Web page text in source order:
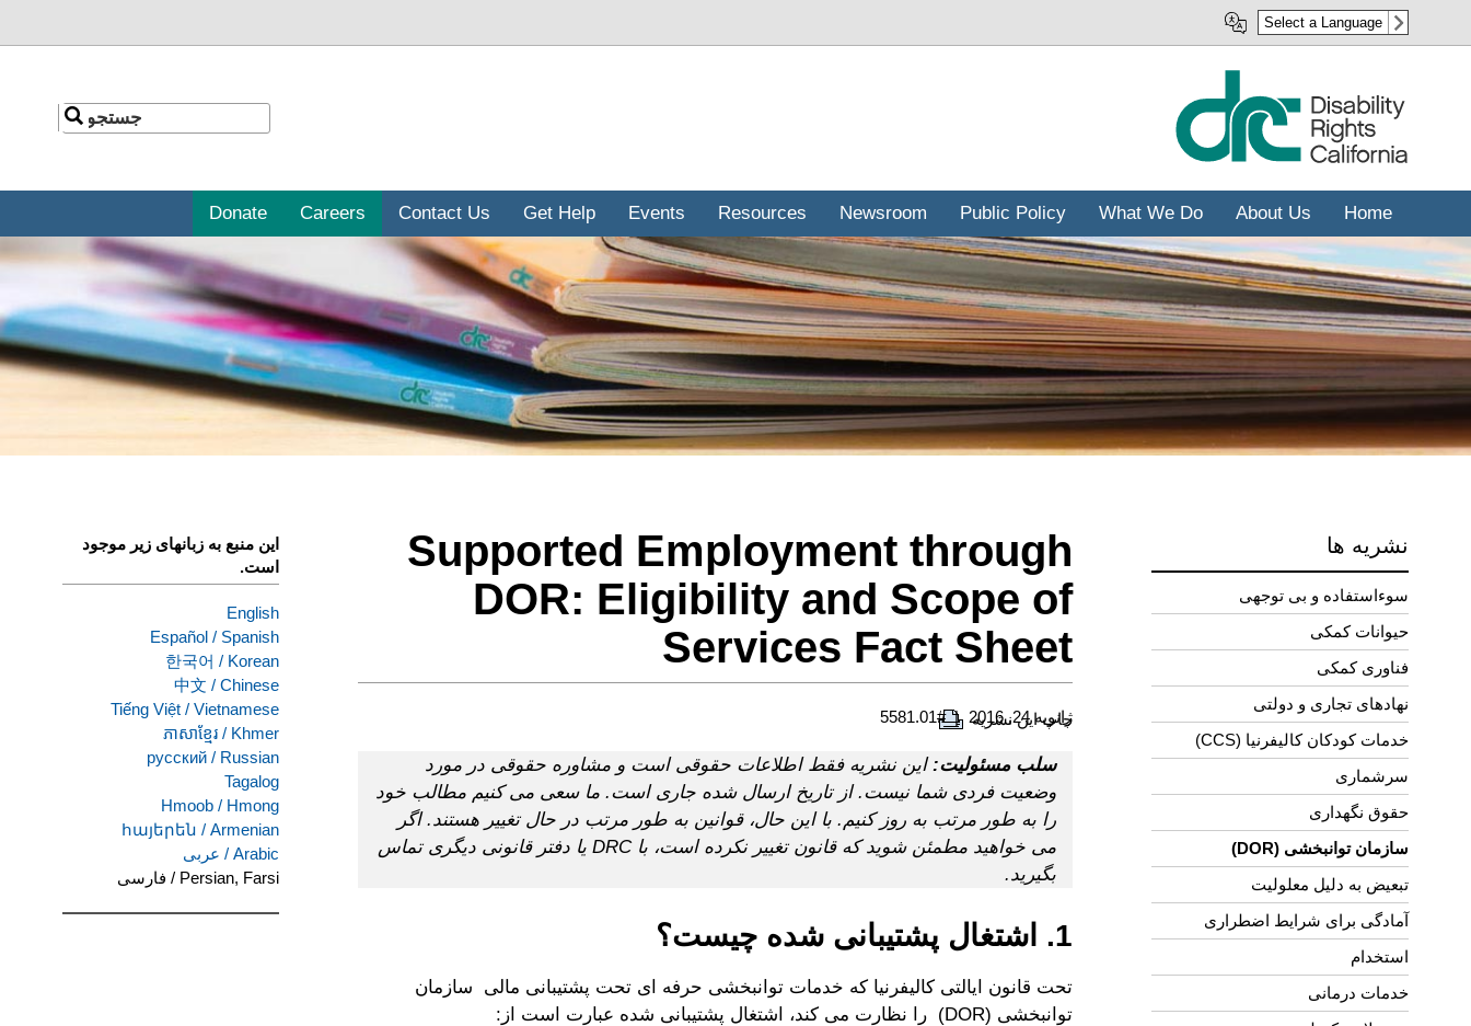
به
Select a Language
جستجو
Home
About Us
What We Do
Public Policy
Newsroom
Resources
Events
Get Help
Contact Us
Careers
Donate
نشریه ها
سوءاستفاده و بی توجهی
حیوانات کمکی
فناوری کمکی
نهادهای تجاری و دولتی
خدمات کودکان کالیفرنیا (CCS)
سرشماری
حقوق نگهداری
سازمان توانبخشی (DOR)
تبعیض به دلیل معلولیت
آمادگی برای شرایط اضطراری
استخدام
خدمات درمانی
Supported Employment through
DOR: Eligibility and Scope of
Services Fact Sheet
ژانویه 24, 2016 #5581.01 چاپ این نشریه
سلب مسئولیت: این نشریه فقط اطلاعات حقوقی است و مشاوره حقوقی در مورد
وضعیت فردی شما نیست. از تاریخ ارسال شده جاری است. ما سعی می کنیم مطالب خود
را به طور مرتب به روز کنیم. با این حال، قوانین به طور مرتب در حال تغییر هستند. اگر
می خواهید مطمئن شوید که قانون تغییر نکرده است، با DRC یا دفتر قانونی دیگری تماس
بگیرید.
1. اشتغال پشتیبانی شده چیست؟
تحت قانون ایالتی کالیفرنیا که خدمات توانبخشی حرفه ای تحت پشتیبانی مالی سازمان
توانبخشی (DOR) را نظارت می کند، اشتغال پشتیبانی شده عبارت است از:
این منبع به زبانهای زیر موجود
است.
English
Spanish
/
Español
Korean
/
한국어
Chinese
/
中文
Vietnamese
/
Tiếng Việt
Khmer
/
ភាសាខ្មែរ
Russian
/
русский
Tagalog
Hmong
/
Hmoob
Armenian
/
հայերեն
Arabic
/ عربى
Persian, Farsi
/ فارسی